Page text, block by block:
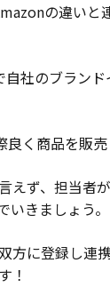
の違いと
社のブラン
く商品を販売
えず、担当者
いきましょう。
方に登録し連
！